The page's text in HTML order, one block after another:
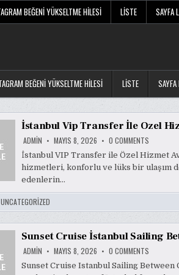
BEĞENI YÜKSELTME HILESI LISTE SAYFA
BEĞENI YÜKSELTME HILESI LISTE
İstanbul Vip Transfer İle Ozel
ADMIN MAYIS 8, 2026 0 COMMENTSON
İSTANBUL
VIP
TRANSFER
İLE
İstanbul VIP Transfer ile Özel Hizmet
hizmetleri, konforlu ve lüks bir ulaşım
edenlerin…
UNCATEGORIZED
Sunset Cruise İstanbul Sailing
ADMIN MAYIS 8, 2026 0 COMMENTSON
SUNSET
CRUISE
İSTANBUL
Sunset Cruise Istanbul Sailing